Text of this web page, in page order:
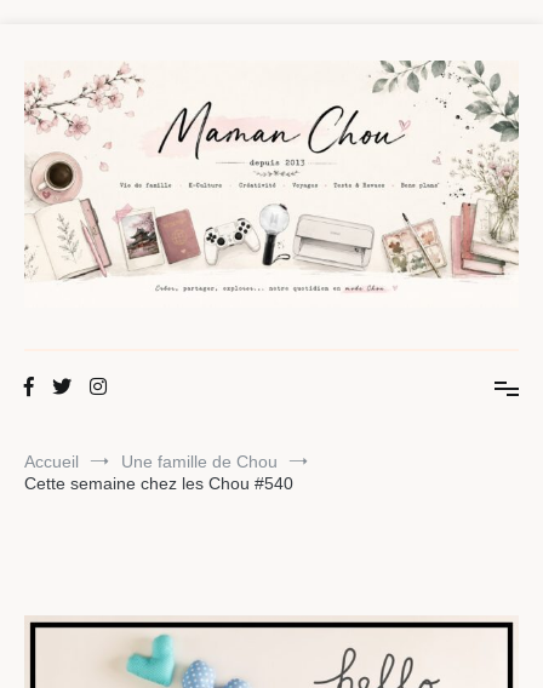
contenu
Maman Chou
Accueil
Une famille de Chou
Cette semaine chez les Chou #540